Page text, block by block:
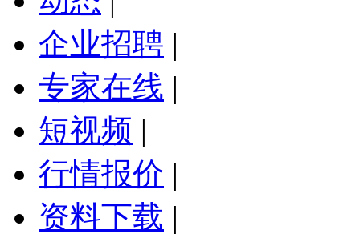
企业招聘 |
专家在线 |
短视频 |
行情报价 |
资料下载 |